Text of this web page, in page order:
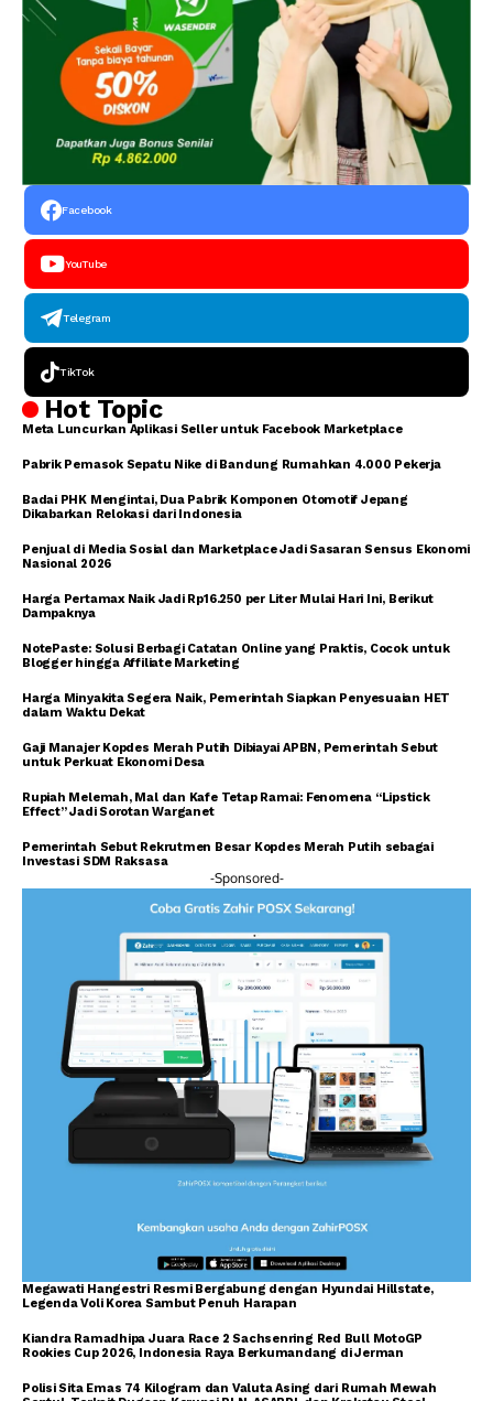
Facebook
YouTube
Telegram
TikTok
Hot Topic
Meta Luncurkan Aplikasi Seller untuk Facebook Marketplace
Pabrik Pemasok Sepatu Nike di Bandung Rumahkan 4.000 Pekerja
Badai PHK Mengintai, Dua Pabrik Komponen Otomotif Jepang
Dikabarkan Relokasi dari Indonesia
Penjual di Media Sosial dan Marketplace Jadi Sasaran Sensus Ekonomi
Nasional 2026
Harga Pertamax Naik Jadi Rp16.250 per Liter Mulai Hari Ini, Berikut
Dampaknya
NotePaste: Solusi Berbagi Catatan Online yang Praktis, Cocok untuk
Blogger hingga Affiliate Marketing
Harga Minyakita Segera Naik, Pemerintah Siapkan Penyesuaian HET
dalam Waktu Dekat
Gaji Manajer Kopdes Merah Putih Dibiayai APBN, Pemerintah Sebut
untuk Perkuat Ekonomi Desa
Rupiah Melemah, Mal dan Kafe Tetap Ramai: Fenomena “Lipstick
Effect” Jadi Sorotan Warganet
Pemerintah Sebut Rekrutmen Besar Kopdes Merah Putih sebagai
Investasi SDM Raksasa
-Sponsored-
Megawati Hangestri Resmi Bergabung dengan Hyundai Hillstate,
Legenda Voli Korea Sambut Penuh Harapan
Kiandra Ramadhipa Juara Race 2 Sachsenring Red Bull MotoGP
Rookies Cup 2026, Indonesia Raya Berkumandang di Jerman
Polisi Sita Emas 74 Kilogram dan Valuta Asing dari Rumah Mewah